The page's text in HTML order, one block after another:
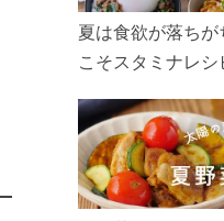
夏は食欲が落ちが
こそスタミナレ
リ食べて、夏バ
う！